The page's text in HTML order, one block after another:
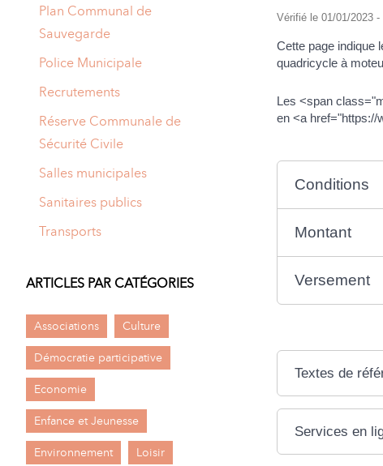
Vérifié le 01/01/2023
Cette page indique
quadricycle à
Les <span
en <a href="https://
Conditions
Montant
Versement
Textes de
Services en
Plan Communal de
Sauvegarde
Police Municipale
Recrutements
Réserve Communale de
Sécurité Civile
Salles municipales
Sanitaires publics
Transports
ARTICLES PAR CATÉGORIES
Associations Culture
Démocratie participative
Economie
Enfance et Jeunesse
Environnement Loisir